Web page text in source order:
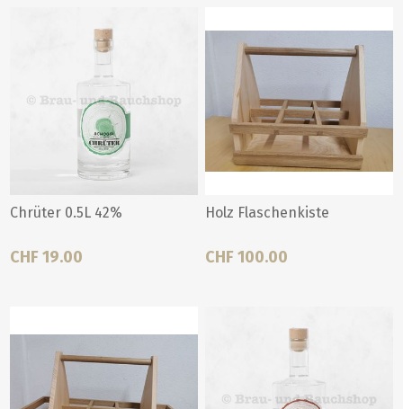
Chrüter 0.5L 42%
CHF 19.00
Holz Flaschenkiste
CHF 100.00